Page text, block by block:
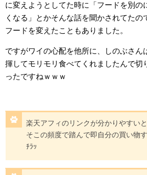
に変えようとしてた時に「フードを別の
くなる」とかそんな話を聞かされてたの
フードを変えたこともありました。
ですがワイの心配を他所に、しのぶさん
揮してモリモリ食べてくれましたんで切
ったですねｗｗｗ
楽天アフィのリンクが分かりやすい
そこの頻度で踏んで即自分の買い物
ﾁﾗｯ